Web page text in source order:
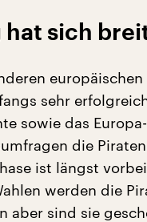
hat sich
sehr
sowie das
die
ist längst
werden die
aber sind sie